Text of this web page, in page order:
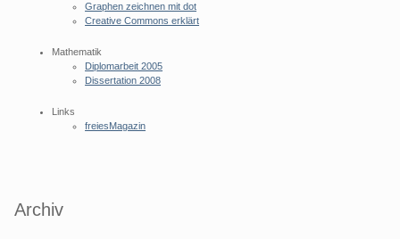
Graphen zeichnen mit dot
Creative Commons erklärt
Mathematik
Diplomarbeit 2005
Dissertation 2008
Links
freiesMagazin
Archiv